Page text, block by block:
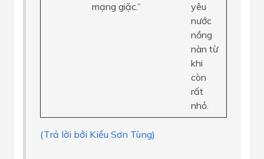
mạng giặc.”
yêu
nước
nồng
nàn từ
khi
còn
rất
nhỏ.
(Trả lời bởi Kiều Sơn Tùng)